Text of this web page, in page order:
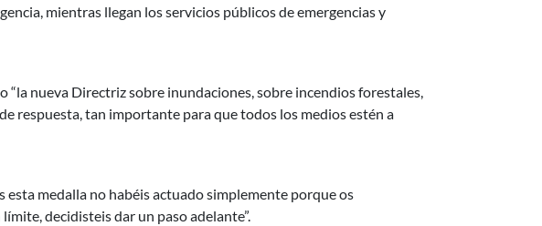
mientras llegan los servicios públicos de emergencias y
“la nueva Directriz sobre inundaciones, sobre incendios forestales,
respuesta, tan importante para que todos los medios estén a
esta medalla no habéis actuado simplemente porque os
decidisteis dar un paso adelante”.